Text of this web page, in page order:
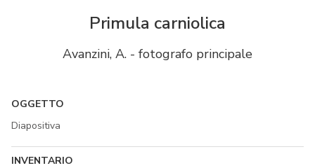
Primula carniolica
Avanzini, A. - fotografo principale
OGGETTO
Diapositiva
INVENTARIO